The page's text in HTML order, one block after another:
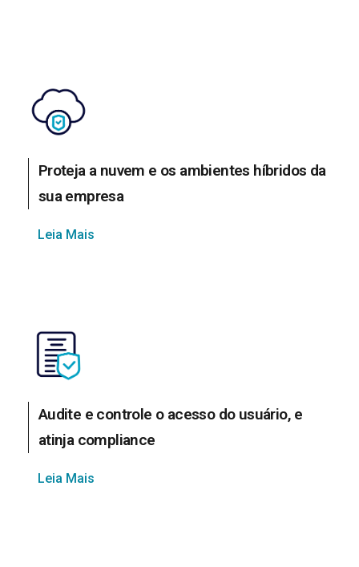
Proteja a nuvem e os ambientes híbridos da
sua empresa
Leia Mais
Audite e controle o acesso do usuário, e
atinja compliance
Leia Mais